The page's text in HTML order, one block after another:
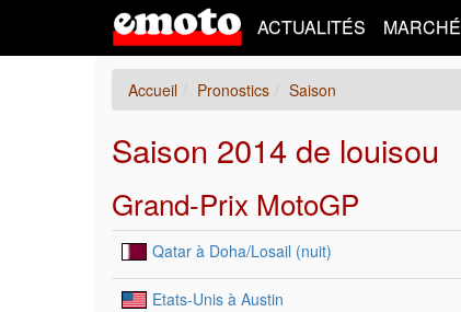
ACTUALITÉS MARCHÉ
Accueil Pronostics Saison
Saison 2014 de louisou
Grand-Prix MotoGP
Qatar à Doha/Losail (nuit)
Etats-Unis à Austin